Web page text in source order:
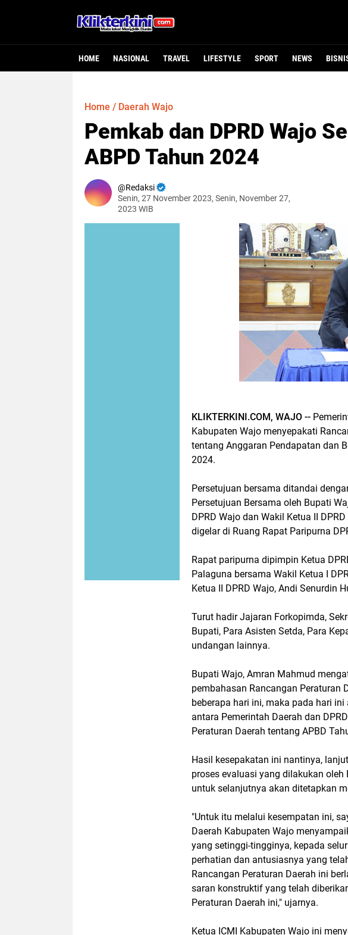
HOME NASIONAL TRAVEL LIFESTYLE SPORT NEWS
Home / Daerah Wajo
Pemkab dan DPRD Wajo
ABPD Tahun 2024
Redaksi
Senin, 27 November 2023, Senin, November 27,
2023 WIB
KLIKTERKINI.COM, WAJO --
Kabupaten Wajo menyepakati
tentang Anggaran Pendapatan dan
2024.
Persetujuan bersama ditandai
Persetujuan Bersama oleh Bupati
DPRD Wajo dan Wakil Ketua II
digelar di Ruang Rapat Paripurna
Rapat paripurna dipimpin Ketua
Palaguna bersama Wakil Ketua I
Ketua II DPRD Wajo, Andi Senurdin
Turut hadir Jajaran Forkopimda,
Bupati, Para Asisten Setda, Para
undangan lainnya.
Bupati Wajo, Amran Mahmud
pembahasan Rancangan Peraturan
beberapa hari ini, maka pada hari
antara Pemerintah Daerah dan
Peraturan Daerah tentang APBD
Hasil kesepakatan ini nantinya,
proses evaluasi yang dilakukan
untuk selanjutnya akan ditetapkan
"Untuk itu melalui kesempatan ini,
Daerah Kabupaten Wajo
yang setinggi-tingginya, kepada
perhatian dan antusiasnya yang
Rancangan Peraturan Daerah ini
saran konstruktif yang telah
Peraturan Daerah ini," ujarnya.
Ketua ICMI Kabupaten Wajo ini